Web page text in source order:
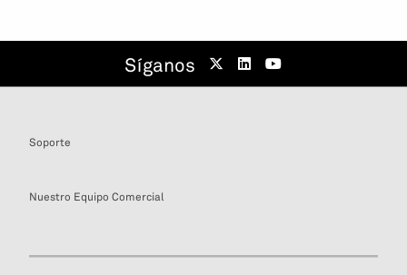
Síganos
Soporte
Nuestro Equipo Comercial